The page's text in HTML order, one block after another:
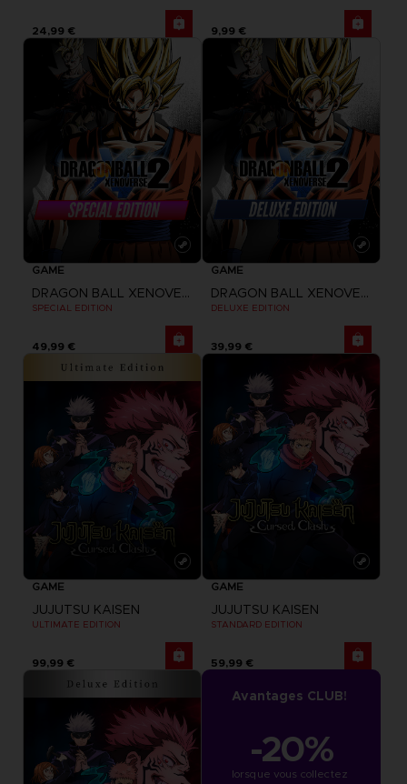
24,99 € 9,99 €
GAME
DRAGON BALL XENOVERSE 2
SPECIAL EDITION
49,99 €
GAME
DRAGON BALL XENOVERSE 2
DELUXE EDITION
39,99 €
GAME
JUJUTSU KAISEN
ULTIMATE EDITION
99,99 €
GAME
JUJUTSU KAISEN
STANDARD EDITION
59,99 €
Avantages CLUB!
-20%
lorsque vous collectez